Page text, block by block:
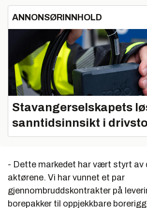
ANNONSØRINNHOLD
Stavangerselskapets
sanntidsinnsikt i
- Dette markedet har vært styrt av
aktørene. Vi har vunnet et par
gjennombruddskontrakter på
borepakker til oppjekkbare